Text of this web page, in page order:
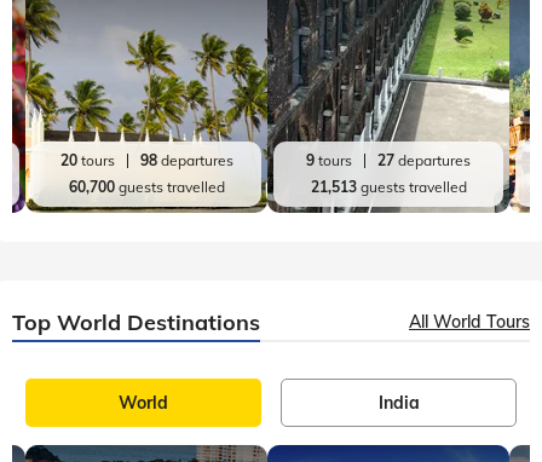
20tours 98departures
60,700guests travelled
9 tours 27 departures
21,513guests travelled
Top World Destinations All World Tours
World India